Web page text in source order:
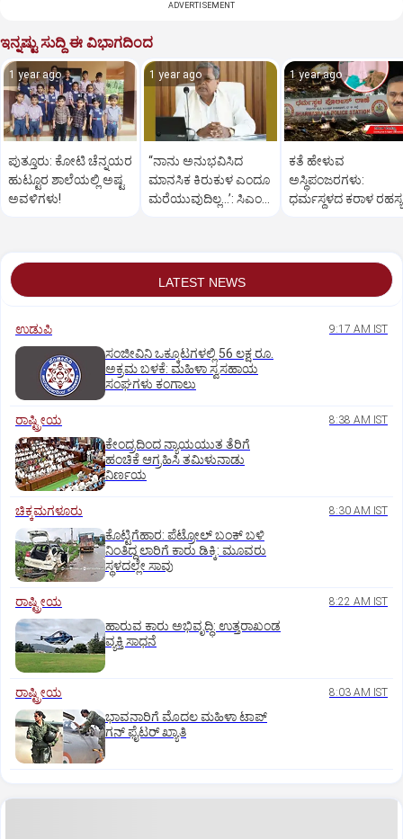
ADVERTISEMENT
ಇನ್ನಷ್ಟು ಸುದ್ದಿ ಈ ವಿಭಾಗದಿಂದ
1 year ago
ಪುತ್ತೂರು: ಕೋಟಿ ಚೆನ್ನಯರ
ಹುಟ್ಟೂರ ಶಾಲೆಯಲ್ಲಿ ಅಷ್ಟ
ಅವಳಿಗಳು!
1 year ago
“ನಾನು ಅನುಭವಿಸಿದ
ಮಾನಸಿಕ ಕಿರುಕುಳ ಎಂದೂ
ಮರೆಯುವುದಿಲ್ಲ…’: ಸಿಎಂ
1 year ago
ಕತೆ ಹೇಳುವ
ಅಸ್ಥಿಪಂಜರಗಳು:
ಧರ್ಮಸ್ಥಳದ‌ ಕರಾಳ ರಹಸ್ಯ
LATEST NEWS
ಉಡುಪಿ 9:17 AM IST
ಸಂಜೀವಿನಿ ಒಕ್ಕೂಟಗಳಲ್ಲಿ 56 ಲಕ್ಷ ರೂ.
ಅಕ್ರಮ ಬಳಕೆ: ಮಹಿಳಾ ಸ್ವಸಹಾಯ
ಸಂಘಗಳು ಕಂಗಾಲು
ರಾಷ್ಟ್ರೀಯ 8:38 AM IST
ಕೇಂದ್ರದಿಂದ ನ್ಯಾಯಯುತ ತೆರಿಗೆ
ಹಂಚಿಕೆ ಆಗ್ರಹಿಸಿ ತಮಿಳುನಾಡು
ನಿರ್ಣಯ
ಚಿಕ್ಕಮಗಳೂರು 8:30 AM IST
ಕೊಟ್ಟಿಗೆಹಾರ: ಪೆಟ್ರೋಲ್ ಬಂಕ್ ಬಳಿ
ನಿಂತಿದ್ದ ಲಾರಿಗೆ ಕಾರು ಡಿಕ್ಕಿ: ಮೂವರು
ಸ್ಥಳದಲ್ಲೇ ಸಾವು
ರಾಷ್ಟ್ರೀಯ 8:22 AM IST
ಹಾರುವ ಕಾರು ಅಭಿವೃದ್ಧಿ: ಉತ್ತರಾಖಂಡ
ವ್ಯಕ್ತಿ ಸಾಧನೆ
ರಾಷ್ಟ್ರೀಯ 8:03 AM IST
ಭಾವನಾರಿಗೆ ಮೊದಲ ಮಹಿಳಾ ಟಾಪ್‌
ಗನ್‌ ಫೈಟರ್‌ ಖ್ಯಾತಿ